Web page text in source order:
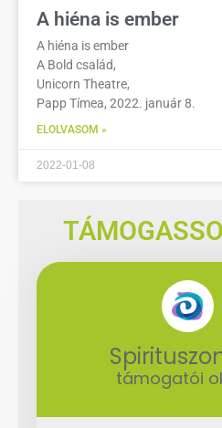
A hiéna is ember
A hiéna is ember
A Bold család,
Unicorn Theatre,
Papp Tímea, 2022. január 8.
ELOLVASOM »
2022-01-08
támogatói